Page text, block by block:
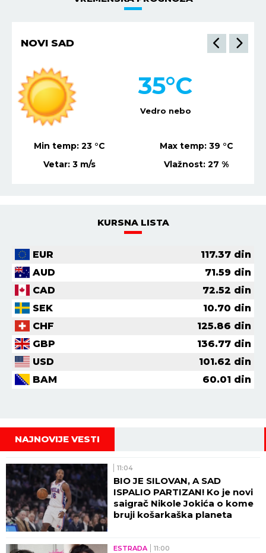
NIŠ
Vedro nebo
34°C
Min temp:21 °C Max temp: 37 °C
Vetar:1 m/s Vlažnost:22 %
KURSNA LISTA
EUR 117.37 din
AUD
71.59 din
CAD
72.52 din
SEK
10.70 din
CHF
125.86 din
GBP
136.77 din
USD
101.62 din
BAM
60.01 din
NAJNOVIJE VESTI
11:04
BIO JE SILOVAN, A SAD
ISPALIO PARTIZAN! Ko je novi
saigrač Nikole Jokića o kome
bruji košarkaška planeta
ESTRADA 11:00